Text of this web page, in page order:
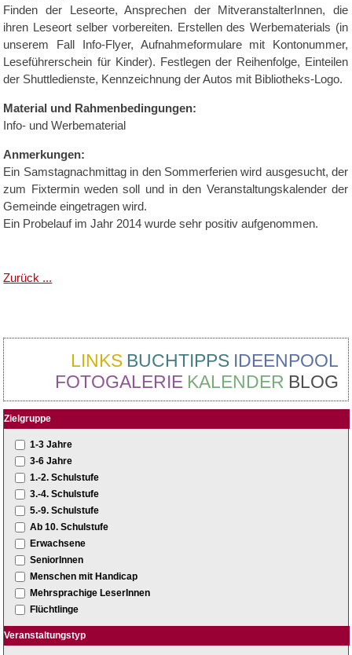
Finden der Leseorte, Ansprechen der MitveranstalterInnen, die
ihren Leseort selber vorbereiten. Erstellen des Werbematerials (in
unserem Fall Info-Flyer, Aufnahmeformulare mit Kontonummer,
Leseführerschein für Kinder). Festlegen der Reihenfolge, Einteilen
der Shuttledienste, Kennzeichnung der Autos mit Bibliotheks-Logo.
Material und Rahmenbedingungen:
Info- und Werbematerial
Anmerkungen:
Ein Samstagnachmittag in den Sommerferien wird ausgesucht, der
zum Fixtermin weden soll und in den Veranstaltungskalender der
Gemeinde eingetragen wird.
Ein Probelauf im Jahr 2014 wurde sehr positiv aufgenommen.
Zurück ...
IDEENPOOL
BUCHTIPPS
LINKS
BLOG
KALENDER
FOTOGALERIE
Zielgruppe
1-3 Jahre
3-6 Jahre
1.-2. Schulstufe
3.-4. Schulstufe
5.-9. Schulstufe
Ab 10. Schulstufe
Erwachsene
SeniorInnen
Menschen mit Handicap
Mehrsprachige LeserInnen
Flüchtlinge
Veranstaltungstyp